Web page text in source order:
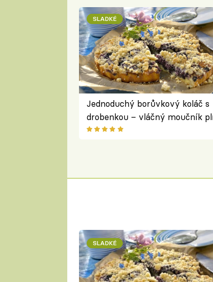
SLADKÉ
Jednoduchý borůvkový koláč s
drobenkou – vláčný moučník
ovoce
SLADKÉ